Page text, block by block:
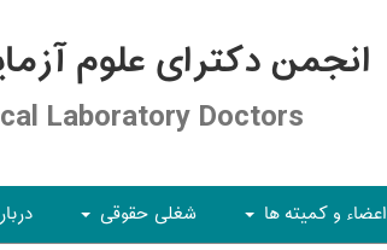
انجمن دکترای علوم
Laboratory Doctors
اعضاء و کمیته ها شغلی حقوقی